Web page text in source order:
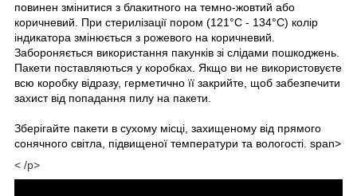
повинен змінитися з блакитного на темно-жовтий або
коричневий. При стерилізації пором (121°С - 134°С) колір
індикатора змінюється з рожевого на коричневий.
Забороняється використання пакунків зі слідами пошкоджень.
Пакети поставляються у коробках. Якщо ви не використовуєте
всю коробку відразу, герметично її закрийте, щоб забезпечити
захист від попадання пилу на пакети.
Зберігайте пакети в сухому місці, захищеному від прямого
сонячного світла, підвищеної температури та вологості. span>
< /p>